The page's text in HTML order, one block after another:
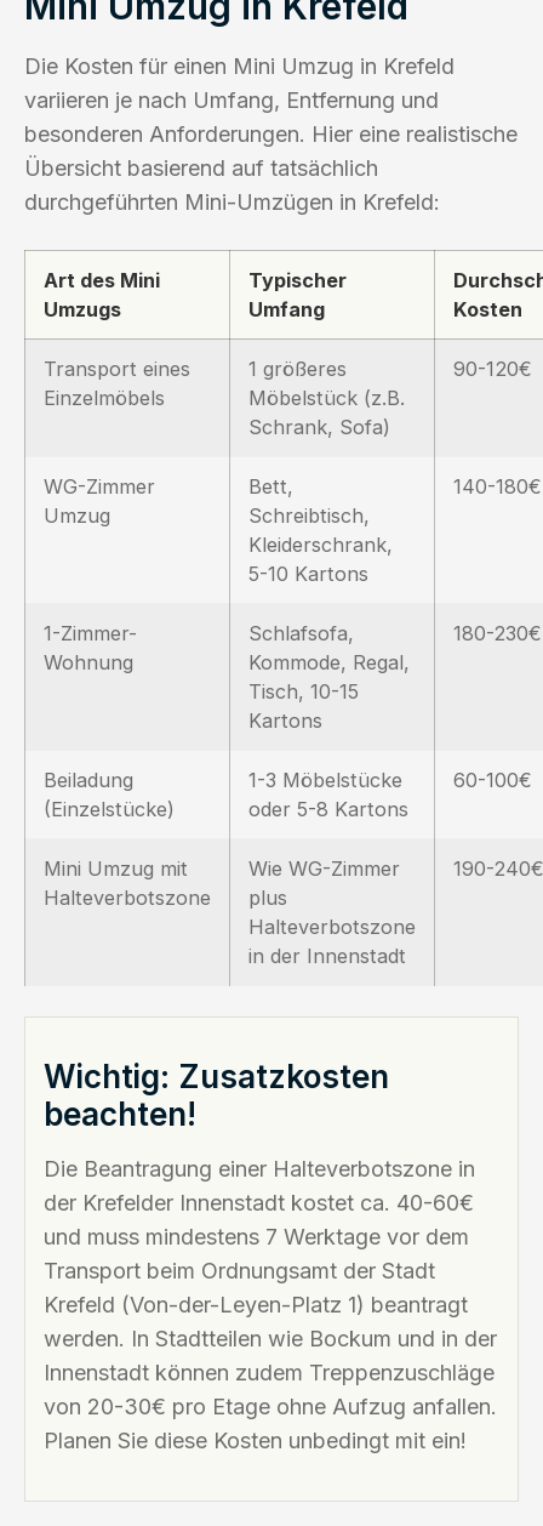
Die Kosten für einen Mini Umzug in Krefeld
variieren je nach Umfang, Entfernung und
besonderen Anforderungen. Hier eine realistische
Übersicht basierend auf tatsächlich
durchgeführten Mini-Umzügen in Krefeld:
Art des Mini
Umzugs
Typischer
Umfang
Kosten
Transport eines
Einzelmöbels
1 größeres
Möbelstück (z.B.
Schrank, Sofa)
90-120€
WG-Zimmer
Umzug
Bett,
Schreibtisch,
Kleiderschrank,
5-10 Kartons
140-180€
1-Zimmer-
Wohnung
Schlafsofa,
Kommode, Regal,
Tisch, 10-15
Kartons
180-230€
Beiladung
(Einzelstücke)
1-3 Möbelstücke
oder 5-8 Kartons
60-100€
Mini Umzug mit
Halteverbotszone
Wie WG-Zimmer
plus
Halteverbotszone
in der Innenstadt
190-240€
Wichtig: Zusatzkosten
beachten!
Die Beantragung einer Halteverbotszone in
der Krefelder Innenstadt kostet ca. 40-60€
und muss mindestens 7 Werktage vor dem
Transport beim Ordnungsamt der Stadt
Krefeld (Von-der-Leyen-Platz 1) beantragt
werden. In Stadtteilen wie Bockum und in der
Innenstadt können zudem Treppenzuschläge
von 20-30€ pro Etage ohne Aufzug anfallen.
Planen Sie diese Kosten unbedingt mit ein!